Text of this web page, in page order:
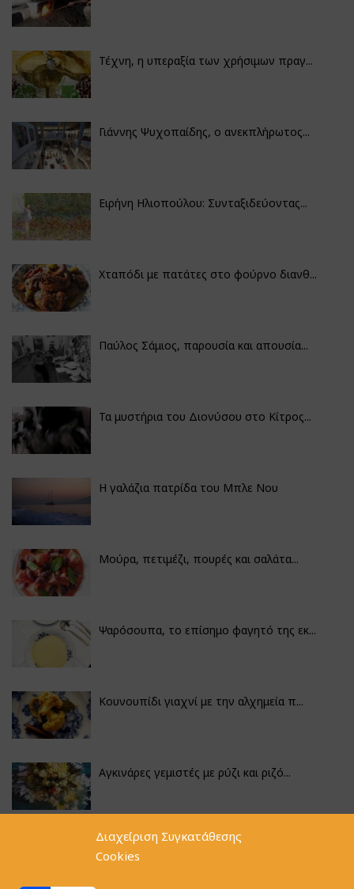
Διαχείριση Συγκατάθεσης
Cookies
Τέχνη, η υπεραξία των χρήσιμων πραγ...
Γιάννης Ψυχοπαίδης, ο ανεκπλήρωτος...
Ειρήνη Ηλιοπούλου: Συνταξιδεύοντας...
Χταπόδι με πατάτες στο φούρνο διανθ...
Παύλος Σάμιος, παρουσία και απουσία...
Τα μυστήρια του Διονύσου στο Κίτρος...
Η γαλάζια πατρίδα του Μπλε Νου
Μούρα, πετιμέζι, πουρές και σαλάτα...
Ψαρόσουπα, το επίσημο φαγητό της εκ...
Κουνουπίδι γιαχνί με την αλχημεία π...
Αγκινάρες γεμιστές με ρύζι και ριζό...
Φακές με κοφτό μακαρονάκι και ξιδάτ...